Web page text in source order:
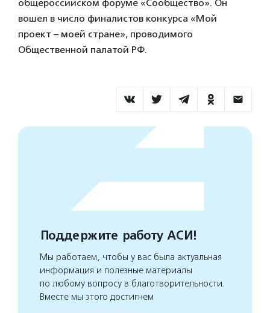
общероссийском форуме «Сообщество». Он
вошел в число финалистов конкурса «Мой
проект – моей стране», проводимого
Общественной палатой РФ.
Поддержите работу АСИ!
Мы работаем, чтобы у вас была актуальная
информация и полезные материалы
по любому вопросу в благотворительности.
Вместе мы этого достигнем